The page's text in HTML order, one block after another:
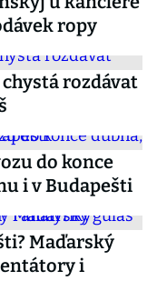
ropy
rozdávat
do konce
i v Budapešti
Maďarský
i